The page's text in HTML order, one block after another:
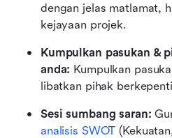
dengan jelas matlamat,
kejayaan projek.
Kumpulkan pasukan &
anda: Kumpulkan
libatkan pihak
Sesi sumbang saran:
analisis SWOT